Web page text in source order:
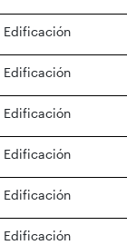
Edificación
Edificación
Edificación
Edificación
Edificación
Edificación